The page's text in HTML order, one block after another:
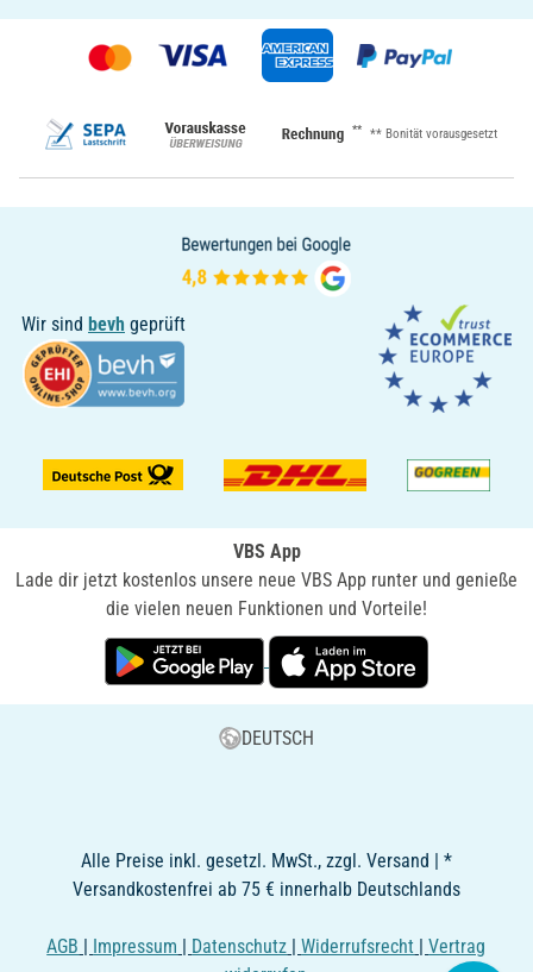
** ** Bonität vorausgesetzt
Wir sind bevh geprüft
VBS App
Lade dir jetzt kostenlos unsere neue VBS App runter und genieße
die vielen neuen Funktionen und Vorteile!
DEUTSCH
Alle Preise inkl. gesetzl. MwSt., zzgl. Versand | *
Versandkostenfrei ab 75 € innerhalb Deutschlands
AGB | Impressum | Datenschutz |Widerrufsrecht |Vertrag